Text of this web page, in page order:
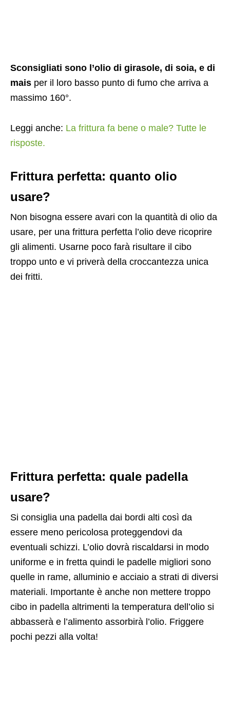
Sconsigliati sono l’olio di girasole, di soia, e di
mais per il loro basso punto di fumo che arriva a
massimo 160°.
Leggi anche: La frittura fa bene o male? Tutte le
risposte.
Frittura perfetta: quanto olio
usare?
Non bisogna essere avari con la quantità di olio da
usare, per una frittura perfetta l’olio deve ricoprire
gli alimenti. Usarne poco farà risultare il cibo
troppo unto e vi priverà della croccantezza unica
dei fritti.
Frittura perfetta: quale padella
usare?
Si consiglia una padella dai bordi alti così da
essere meno pericolosa proteggendovi da
eventuali schizzi. L’olio dovrà riscaldarsi in modo
uniforme e in fretta quindi le padelle migliori sono
quelle in rame, alluminio e acciaio a strati di diversi
materiali. Importante è anche non mettere troppo
cibo in padella altrimenti la temperatura dell’olio si
abbasserà e l’alimento assorbirà l’olio. Friggere
pochi pezzi alla volta!